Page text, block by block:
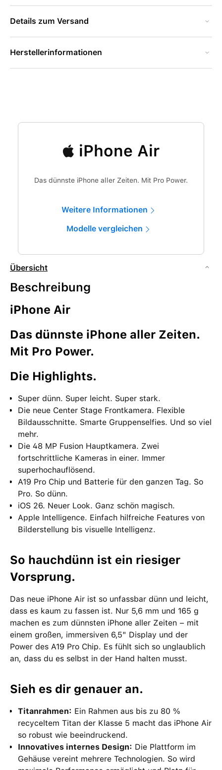
Details zum Versand
Herstellerinformationen
iPhone Air
Das dünnste iPhone aller Zeiten. Mit Pro Power.
Weitere Informationen
Modelle vergleichen
Übersicht
Beschreibung
iPhone Air
Das dünnste iPhone aller Zeiten.
Mit Pro Power.
Die Highlights.
Super dünn. Super leicht. Super stark.
Die neue Center Stage Frontkamera. Flexible
Bildausschnitte. Smarte Gruppenselfies. Und so viel
mehr.
Die 48 MP Fusion Hauptkamera. Zwei
fortschrittliche Kameras in einer. Immer
superhochauflösend.
A19 Pro Chip und Batterie für den ganzen Tag. So
Pro. So dünn.
iOS 26. Neuer Look. Ganz schön magisch.
Apple Intelligence. Einfach hilfreiche Features von
Bilderstellung bis visuelle Intelligenz.
So hauchdünn ist ein riesiger
Vorsprung.
Das neue iPhone Air ist so unfassbar dünn und leicht,
dass es kaum zu fassen ist. Nur 5,6 mm und 165 g
machen es zum dünnsten iPhone aller Zeiten − mit
einem großen, immersiven 6,5" Display und der
Power des A19 Pro Chip. Es fühlt sich so unglaublich
an, dass du es selbst in der Hand halten musst.
Sieh es dir genauer an.
Titanrahmen: Ein Rahmen aus bis zu 80 %
recyceltem Titan der Klasse 5 macht das iPhone Air
so robust wie beeindruckend.
Innovatives internes Design: Die Plattform im
Gehäuse vereint mehrere Technologien. So wird